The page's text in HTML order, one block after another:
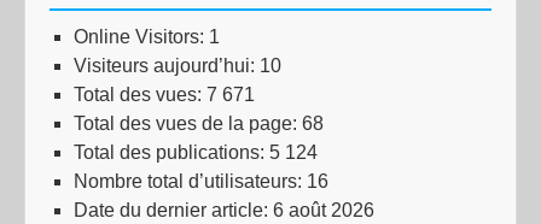
Online Visitors: 1
Visiteurs aujourd’hui: 10
Total des vues: 7 671
Total des vues de la page: 68
Total des publications: 5 124
Nombre total d’utilisateurs: 16
Date du dernier article: 6 août 2026